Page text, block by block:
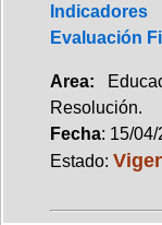
Evaluación
Area:
Resolución.
Fecha: 15/
Estado: